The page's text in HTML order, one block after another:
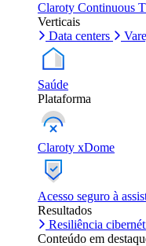
Claroty Continuous
Verticais
Data centers
Saúde
Plataforma
Claroty xDome
Acesso seguro à
Resultados
Resiliência
Conteúdo em